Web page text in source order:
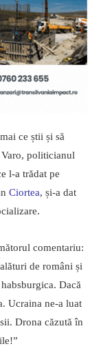
ce știi și să
politicianul
l-a trădat pe
Ciortea, și-a dat
comentariu:
de români și
Dacă
Ucraina ne-a luat
Drona căzută în